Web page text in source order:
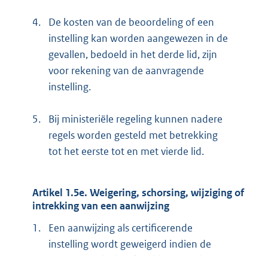
4.
De kosten van de beoordeling of een
instelling kan worden aangewezen in de
gevallen, bedoeld in het derde lid, zijn
voor rekening van de aanvragende
instelling.
5.
Bij ministeriële regeling kunnen nadere
regels worden gesteld met betrekking
tot het eerste tot en met vierde lid.
Artikel 1.5e. Weigering, schorsing, wijziging of
intrekking van een aanwijzing
1.
Een aanwijzing als certificerende
instelling wordt geweigerd indien de